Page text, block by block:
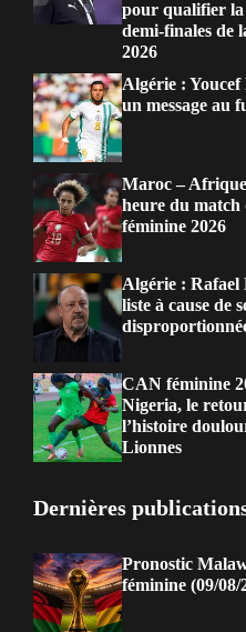
pour qualifier la
demi-finales de
2026
Algérie : Youcef
un message au
Maroc –
heure du
féminine 2026
Algérie : Rafael
liste à cause de
CAN féminine
Nigeria, le
l’histoire
Lionnes
Dernières
Pronostic
féminine (09/08/